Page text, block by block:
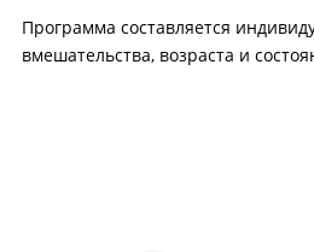
Программа составляется
вмешательства, возраста и